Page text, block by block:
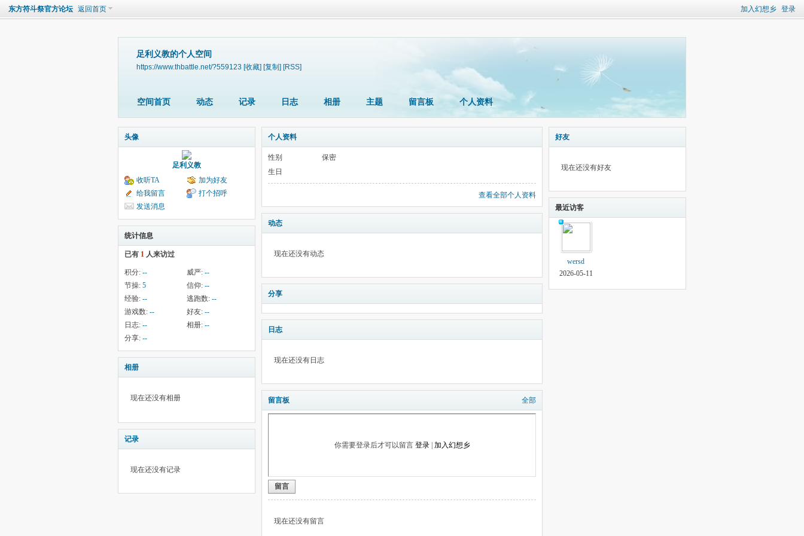
加入幻想乡 登录
东方符斗祭官方论坛 返回首页
足利义教的个人空间
https://www.thbattle.net/?559123 [收藏] [复制] [RSS]
空间首页 动态 记录 日志 相册 主题 留言板 个人资料
头像
足利义教
收听TA
加为好友
给我留言
打个招呼
发送消息
统计信息
已有 1 人来访过
积分: -- 威严: --
节操: 5 信仰: --
经验: -- 逃跑数: --
游戏数: -- 好友: --
日志: -- 相册: --
分享: --
相册
现在还没有相册
记录
现在还没有记录
个人资料
性别
保密
生日
查看全部个人资料
动态
现在还没有动态
分享
日志
现在还没有日志
留言板 全部
你需要登录后才可以留言 登录| 加入幻想乡
留言
现在还没有留言
好友
现在还没有好友
最近访客
wersd
2026-05-11